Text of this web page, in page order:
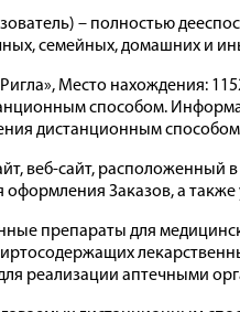
– полностью
семейных, домашних и
Место нахождения:
способом.
дистанционным
веб-сайт,
Заказов, а
препараты для
реализации аптечными